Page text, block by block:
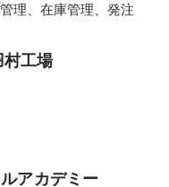
理、在庫管理、発注
村工場
アカデミー